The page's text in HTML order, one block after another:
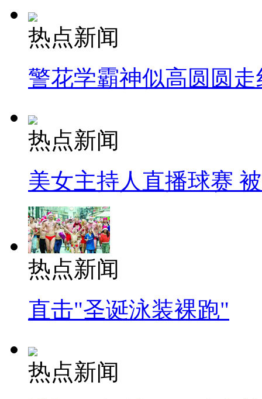
热点新闻
警花学霸神似高圆圆走
热点新闻
美女主持人直播球赛
热点新闻
直击"圣诞泳装裸跑"
热点新闻